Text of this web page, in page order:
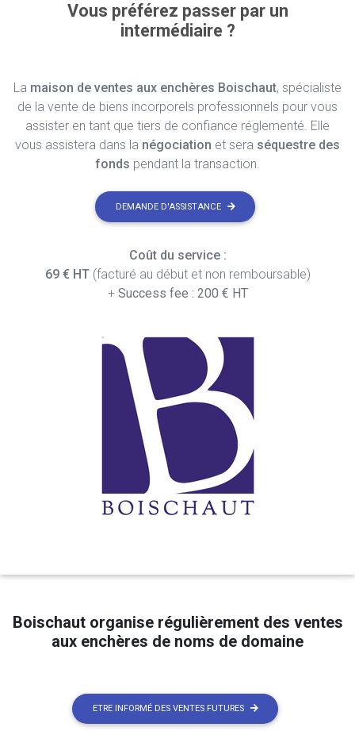
Vous préférez passer par un
intermédiaire ?
La maison de ventes aux enchères Boischaut, spécialiste
de la vente de biens incorporels professionnels pour vous
assister en tant que tiers de confiance réglementé. Elle
vous assistera dans la négociation et sera séquestre des
fonds pendant la transaction.
DEMANDE D'ASSISTANCE
Coût du service :
69 € HT(facturé au début et non remboursable)
+ Success fee : 200 € HT
Boischaut organise régulièrement des ventes
aux enchères de noms de domaine
ETRE INFORMÉ DES VENTES FUTURES